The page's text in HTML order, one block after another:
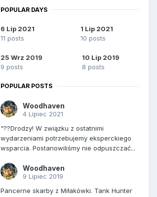
POPULAR DAYS
6 Lip 2021
11 posts
1 Lip 2021
10 posts
25 Wrz 2019
9 posts
10 Lip 2019
8 posts
POPULAR POSTS
Woodhaven
4 Lipiec 2021
"??Drodzy! W związku z ostatnimi
wydarzeniami potrzebujemy eksperckiego
wsparcia. Postanowiliśmy nie odpuszczać...
Woodhaven
9 Lipiec 2019
Pancerne skarby z Miłakówki. Tank Hunter